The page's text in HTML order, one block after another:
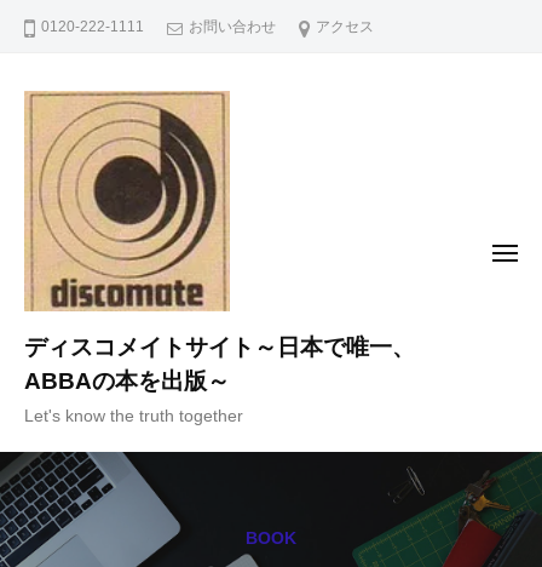
0120-222-1111 お問い合わせ アクセス
ディスコメイトサイト～日本で唯一、
ABBAの本を出版～
Let's know the truth together
メ
BOOK